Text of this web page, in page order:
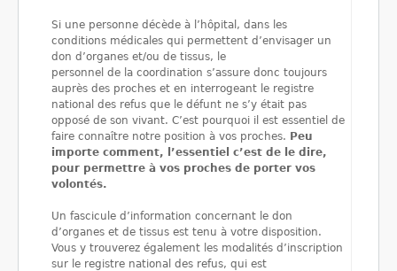
Si une personne décède à l’hôpital, dans les
conditions médicales qui permettent d’envisager un
don d’organes et/ou de tissus, le
personnel de la coordination s’assure donc toujours
auprès des proches et en interrogeant le registre
national des refus que le défunt ne s’y était pas
opposé de son vivant. C’est pourquoi il est essentiel de
faire connaître notre position à vos proches. Peu
importe comment, l’essentiel c’est de le dire,
pour permettre à vos proches de porter vos
volontés.
Un fascicule d’information concernant le don
d’organes et de tissus est tenu à votre disposition.
Vous y trouverez également les modalités d’inscription
sur le registre national des refus, qui est